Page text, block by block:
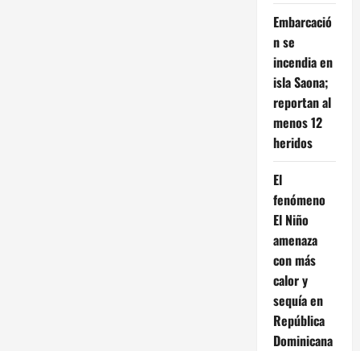
Embarcació
n se
incendia en
isla Saona;
reportan al
menos 12
heridos
El
fenómeno
El Niño
amenaza
con más
calor y
sequía en
República
Dominicana